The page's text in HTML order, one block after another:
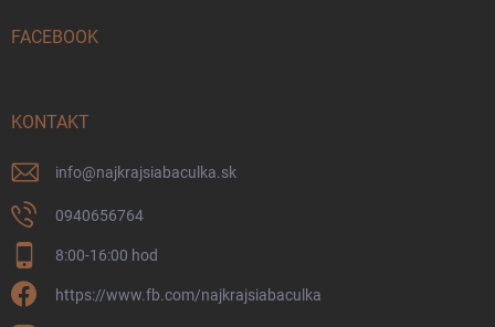
FACEBOOK
KONTAKT
info@najkrajsiabaculka.sk
0940656764
8:00-16:00 hod
https://www.fb.com/najkrajsiabaculka